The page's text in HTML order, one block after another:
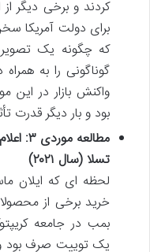
کردند و برخی دیگر
برای دولت آمریکا
که چگونه یک
گوناگونی را به
واکنش بازار در این
بود و بار دیگر قدرت
تسلا (سال ۲۰۲۱)
لحظه ای که ایلان
خرید برخی از
بمب در جامعه
یک توییت صرف بود و